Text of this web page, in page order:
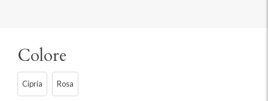
Colore
Cipria Rosa